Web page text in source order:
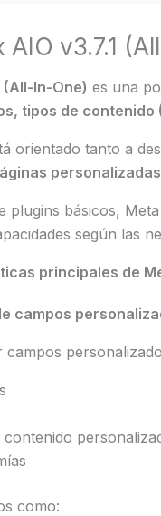
AIO v3.7.1
(All-In-One) es una
tipos de
orientado tanto a
plugins básicos,
según las
principales de
campos
campos
contenido
como: